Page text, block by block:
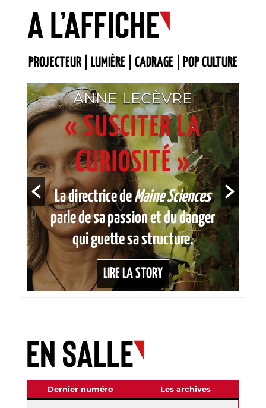
PROJECTEUR LUMIÈRE CADRAGE POP CULTURE
ANNE LECÈVRE
« SUSCITER LA
CURIOSITÉ »
La directrice deMaine Sciences
parle de sa passion et du danger
qui guette sa structure.
LIRE LA STORY
Dernier numéro Les archives